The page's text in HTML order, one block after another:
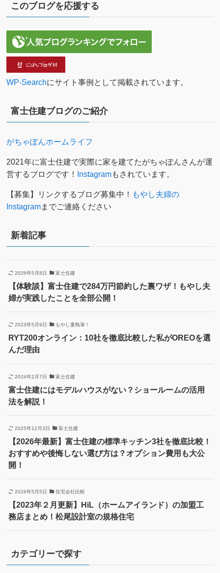
このブログを応援する
WP-Searchにサイト事例として掲載されています。
富士住建ブログのご紹介
がちゃぽんホームライフ
2021年に富士住建で実際に家を建てたがちゃぽんさんが運
営するブログです！ Instagramもされています。
【募集】リンクするブログ募集中！ もやし夫婦の
Instagramまでご連絡ください
新着記事
2026年5月8日 富士住建
【体験談】富士住建で284万円節約した裏ワザ！もやし夫
婦が実践したことを全部公開！
2023年5月9日 もやし妻執筆！
RYT200オンライン：10社を徹底比較した私がOREOを選
んだ理由
2024年2月7日 富士住建
富士住建にはモデルハウスがない？ショールームの活用
法を解説！
2025年12月3日 富士住建
【2026年最新】富士住建の標準キッチン3社を徹底比較！
おすすめや後悔しない選び方は？オプション費用も大公
開！
2026年5月5日 住宅会社比較
【2023年２月更新】HiL（ホームアイランド）の加盟工
務店まとめ！松尾設計室の規格住宅
カテゴリーで探す